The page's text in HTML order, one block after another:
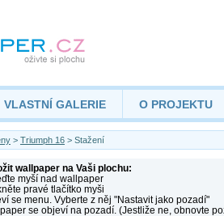
VLASTNÍ GALERIE O PROJEKTU
> Triumph 16 > Stažení
wallpaper na Vaši plochu:
myší nad wallpaper
pravé tlačítko myši
se menu. Vyberte z něj "Nastavit jako pozadí"
se objeví na pozadí. (Jestliže ne, obnovte